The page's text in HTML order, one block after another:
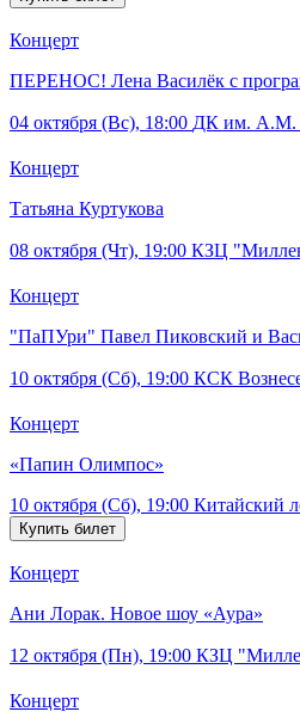
Концерт
ПЕРЕНОС! Лена Василёк с
04 октября (Вс), 18:00 ДК им. А.М.
Концерт
Татьяна Куртукова
08 октября (Чт), 19:00 КЗЦ
Концерт
"ПаПУри" Павел Пиковский и
10 октября (Сб), 19:00 КСК
Концерт
«Папин Олимпос»
10 октября (Сб), 19:00 Китайский
Концерт
Ани Лорак. Новое шоу «Аура»
12 октября (Пн), 19:00 КЗЦ
Концерт